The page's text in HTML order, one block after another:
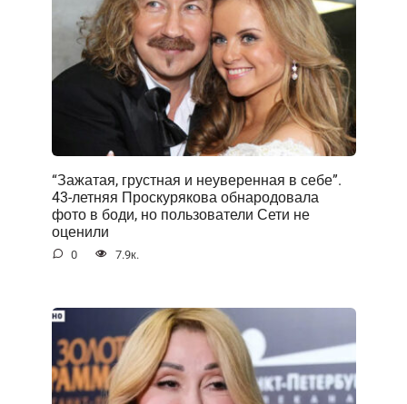
“Зажатая, грустная и неуверенная в себе”.
43-летняя Проскурякова обнародовала
фото в боди, но пользователи Сети не
оценили
0 7.9к.